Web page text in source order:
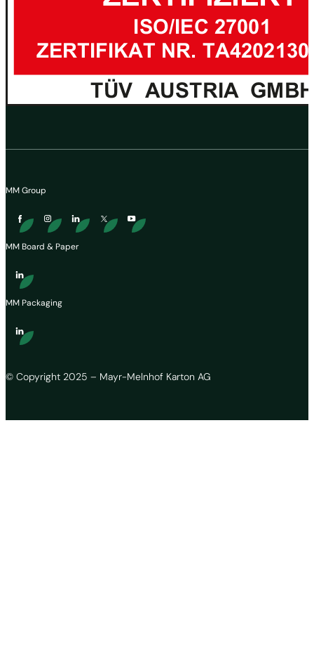
© Copyright 2025 – Mayr-Melnhof Karton AG
MM Group
MM Board & Paper
MM Packaging